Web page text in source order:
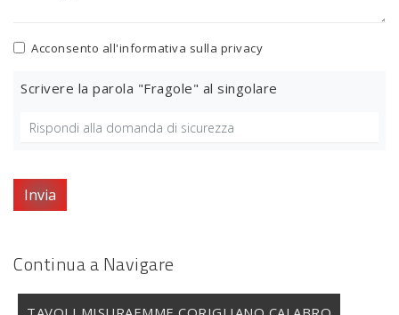
Acconsento all'informativa sulla privacy
Scrivere la parola "Fragole" al singolare
Invia
Continua a Navigare